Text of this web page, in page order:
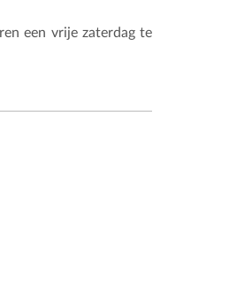
een vrije zaterdag te